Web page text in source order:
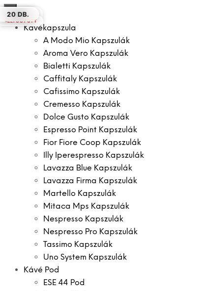
×
Kávékapszula
A Modo Mio Kapszulák
Aroma Vero Kapszulák
Bialetti Kapszulák
Caffitaly Kapszulák
Cafissimo Kapszulák
Cremesso Kapszulák
Dolce Gusto Kapszulák
Espresso Point Kapszulák
Fior Fiore Coop Kapszulák
Illy Iperespresso Kapszulák
Lavazza Blue Kapszulák
Lavazza Firma Kapszulák
Martello Kapszulák
Mitaca Mps Kapszulák
Nespresso Kapszulák
Nespresso Pro Kapszulák
Tassimo Kapszulák
Uno System Kapszulák
Kávé Pod
ESE 44 Pod
100 DB.
12 DB.
12 DB.
100 DB.
ELFOGYOTT
30 DB.
ELFOGYOTT
12 DB.
20 DB.